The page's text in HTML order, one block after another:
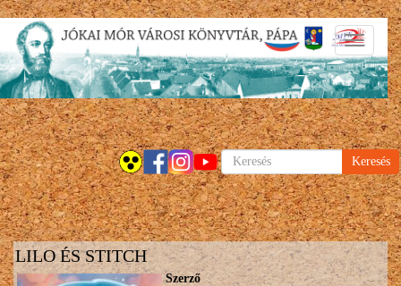
Ugrás
tartalomra
Keresés
LILO ÉS STITCH
Szerző